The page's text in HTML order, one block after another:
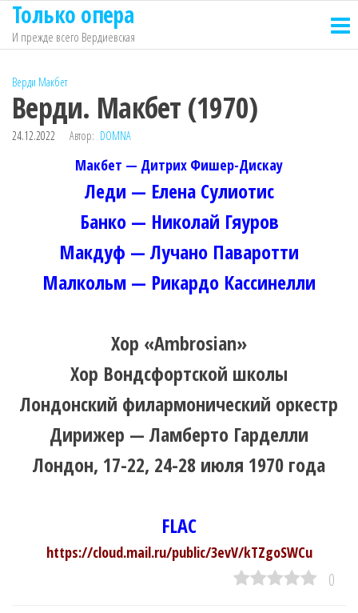
Перейти
содержимому
Только опера
И прежде всего Вердиевская
Верди Макбет
Верди. Макбет (1970)
24.12.2022 Автор: DOMNA
Макбет — Дитрих Фишер-Дискау
Леди — Елена Сулиотис
Банко — Николай Гяуров
Макдуф — Лучано Паваротти
Малкольм — Рикардо Кассинелли
Хор «Ambrosian»
Хор Вондсфортской школы
Лондонский филармонический оркестр
Дирижер — Ламберто Гарделли
Лондон, 17-22, 24-28 июля 1970 года
FLAC
https://cloud.mail.ru/public/3evV/kTZgoSWCu
0